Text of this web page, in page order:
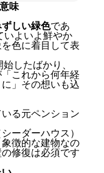
味
しい緑色であ
いよいよ鮮やか
色に着目して表
したばかり、
これから何年経
」その想いも込
る元ペンション
ーダーハウス）
徴的な建物なの
修復は必須です